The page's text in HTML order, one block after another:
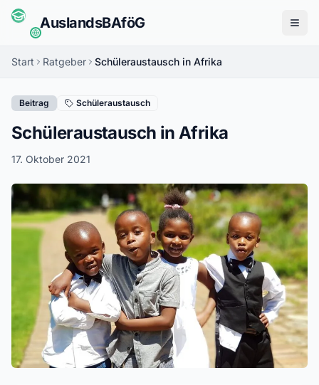
AuslandsBAföG
Start Ratgeber Schüleraustausch in Afrika
Beitrag Schüleraustausch
Schüleraustausch in Afrika
17. Oktober 2021